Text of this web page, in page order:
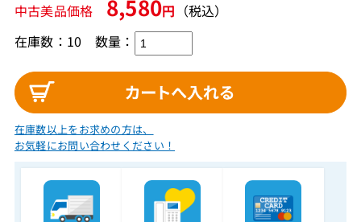
中古美品価格 8,580円 （税込）
在庫数：10 数量：
在庫数以上をお求めの方は、
お気軽にお問い合わせください！